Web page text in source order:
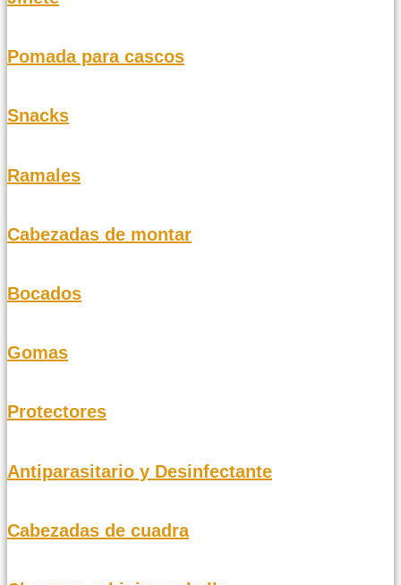
Pomada para cascos
Snacks
Ramales
Cabezadas de montar
Bocados
Gomas
Protectores
Antiparasitario y Desinfectante
Cabezadas de cuadra